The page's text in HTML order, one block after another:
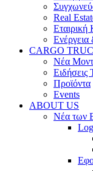
Real
Εταιρική
CARGO
Νέα
Προϊόντα
Events
ABOUT US
Νέα των